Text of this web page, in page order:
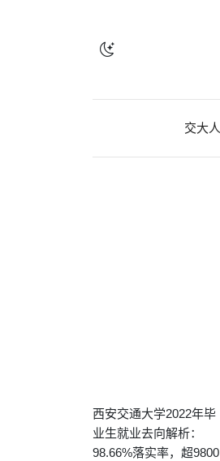
交大人
西安交通大学2022年毕
业生就业去向解析：
98.66%落实率，超9800